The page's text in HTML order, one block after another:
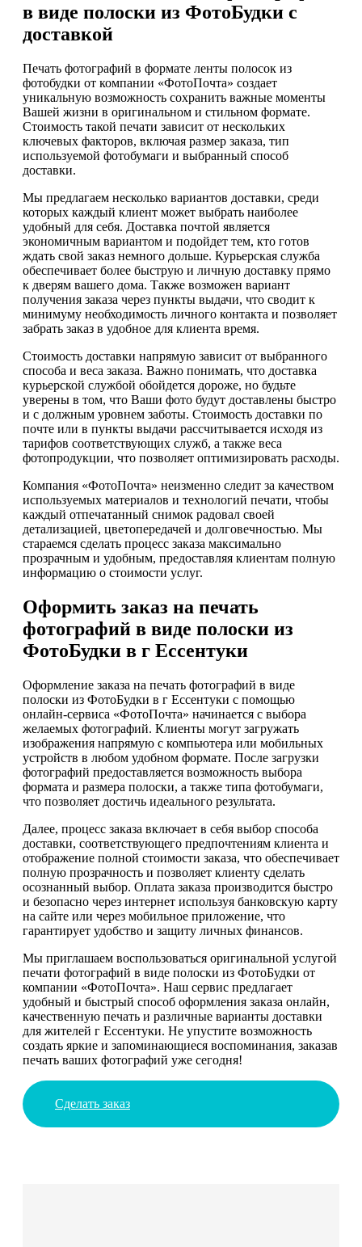
в виде полоски из ФотоБудки с
доставкой
Печать фотографий в формате ленты полосок из
фотобудки от компании «ФотоПочта» создает
уникальную возможность сохранить важные моменты
Вашей жизни в оригинальном и стильном формате.
Стоимость такой печати зависит от нескольких
ключевых факторов, включая размер заказа, тип
используемой фотобумаги и выбранный способ
доставки.
Мы предлагаем несколько вариантов доставки, среди
которых каждый клиент может выбрать наиболее
удобный для себя. Доставка почтой является
экономичным вариантом и подойдет тем, кто готов
ждать свой заказ немного дольше. Курьерская служба
обеспечивает более быструю и личную доставку прямо
к дверям вашего дома. Также возможен вариант
получения заказа через пункты выдачи, что сводит к
минимуму необходимость личного контакта и позволяет
забрать заказ в удобное для клиента время.
Стоимость доставки напрямую зависит от выбранного
способа и веса заказа. Важно понимать, что доставка
курьерской службой обойдется дороже, но будьте
уверены в том, что Ваши фото будут доставлены быстро
и с должным уровнем заботы. Стоимость доставки по
почте или в пункты выдачи рассчитывается исходя из
тарифов соответствующих служб, а также веса
фотопродукции, что позволяет оптимизировать расходы.
Компания «ФотоПочта» неизменно следит за качеством
используемых материалов и технологий печати, чтобы
каждый отпечатанный снимок радовал своей
детализацией, цветопередачей и долговечностью. Мы
стараемся сделать процесс заказа максимально
прозрачным и удобным, предоставляя клиентам полную
информацию о стоимости услуг.
Оформить заказ на печать
фотографий в виде полоски из
ФотоБудки в г Ессентуки
Оформление заказа на печать фотографий в виде
полоски из ФотоБудки в г Ессентуки с помощью
онлайн-сервиса «ФотоПочта» начинается с выбора
желаемых фотографий. Клиенты могут загружать
изображения напрямую с компьютера или мобильных
устройств в любом удобном формате. После загрузки
фотографий предоставляется возможность выбора
формата и размера полоски, а также типа фотобумаги,
что позволяет достичь идеального результата.
Далее, процесс заказа включает в себя выбор способа
доставки, соответствующего предпочтениям клиента и
отображение полной стоимости заказа, что обеспечивает
полную прозрачность и позволяет клиенту сделать
осознанный выбор. Оплата заказа производится быстро
и безопасно через интернет используя банковскую карту
на сайте или через мобильное приложение, что
гарантирует удобство и защиту личных финансов.
Мы приглашаем воспользоваться оригинальной услугой
печати фотографий в виде полоски из ФотоБудки от
компании «ФотоПочта». Наш сервис предлагает
удобный и быстрый способ оформления заказа онлайн,
качественную печать и различные варианты доставки
для жителей г Ессентуки. Не упустите возможность
создать яркие и запоминающиеся воспоминания, заказав
печать ваших фотографий уже сегодня!
Сделать заказ